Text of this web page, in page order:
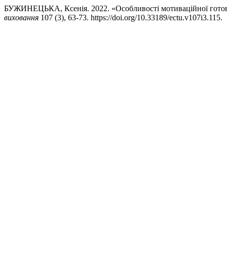
БУЖИНЕЦЬКА, Ксенія. 2022. «Особливості мотиваційної
виховання 107 (3), 63-73. https://doi.org/10.33189/ectu.v107i3.115.